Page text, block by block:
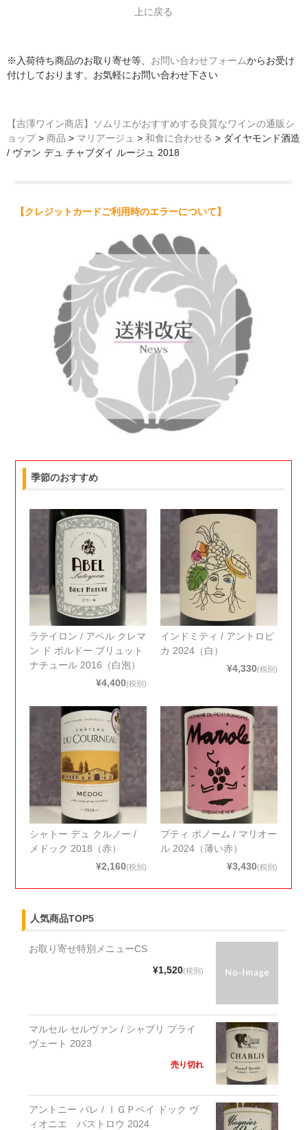
上に戻る
※入荷待ち商品のお取り寄せ等、 お問い合わせフォームからお受け
付けしております。お気軽にお問い合わせ下さい
【吉澤ワイン商店】ソムリエがおすすめする良質なワインの通販シ
ョップ> 商品 > マリアージュ > 和食に合わせる > ダイヤモンド酒造
/ ヴァン デュ チャブダイ ルージュ 2018
【クレジットカードご利用時のエラーについて】
季節のおすすめ
ラテイロン / アベル クレマ
ン ド ボルドー ブリュット
ナチュール 2016（白泡）
¥4,400(税別)
インドミティ / アントロピ
カ 2024（白）
¥4,330(税別)
シャトー デュ クルノー /
メドック 2018（赤）
¥2,160(税別)
プティ ボノーム / マリオー
ル 2024（薄い赤）
¥3,430(税別)
人気商品TOP5
お取り寄せ特別メニューCS
¥1,520(税別)
マルセル セルヴァン / シャブリ プライ
ヴェート 2023
売り切れ
アントニー パレ / ＩＧＰペイ ドック ヴ
ィオニエ パストロウ 2024